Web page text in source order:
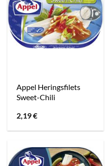
Appel Heringsfilets
Sweet-Chili
2,19€